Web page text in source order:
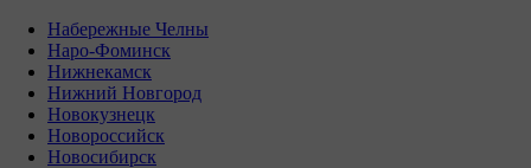
Набережные Челны
Наро-Фоминск
Нижнекамск
Нижний Новгород
Новокузнецк
Новороссийск
Новосибирск